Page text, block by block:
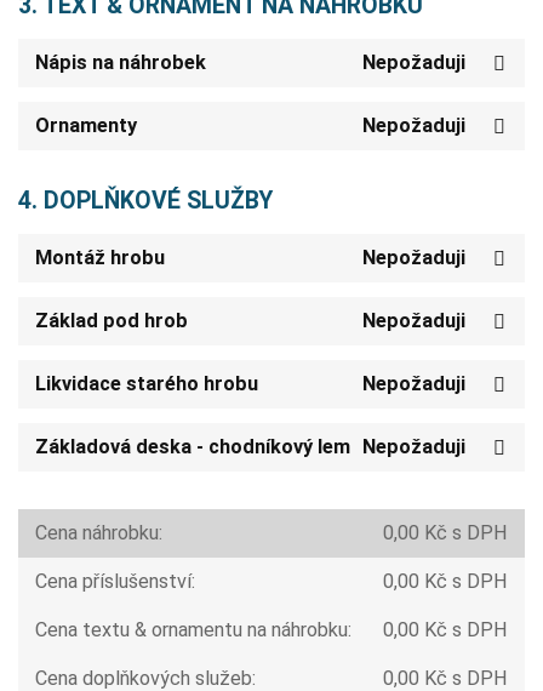
Nápis na náhrobek Nepožaduji
Ornamenty Nepožaduji
4. DOPLŇKOVÉ SLUŽBY
Montáž hrobu Nepožaduji
Základ pod hrob Nepožaduji
Likvidace starého hrobu Nepožaduji
Základová deska - chodníkový lem Nepožaduji
Cena náhrobku: 0,00 Kč s DPH
Cena příslušenství: 0,00 Kč s DPH
Cena textu & ornamentu na náhrobku: 0,00 Kč s DPH
Cena doplňkových služeb: 0,00 Kč s DPH